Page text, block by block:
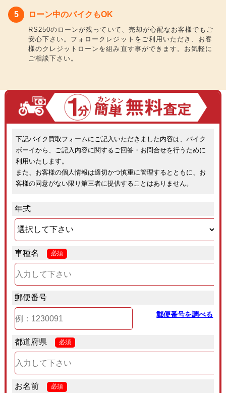
ローン中のバイクもOK
RS250のローンが残っていて、売却が心配なお客様でもご
安心下さい。フォロークレジットをご利用いただき、お客
様のクレジットローンを組み直す事ができます。お気軽に
ご相談下さい。
下記バイク買取フォームにご記入いただきました内容は、バイク
ボーイから、ご記入内容に関するご回答・お問合せを行うために
利用いたします。
また、お客様の個人情報は適切かつ慎重に管理するとともに、お
客様の同意がない限り第三者に提供することはありません。
年式
車種名 必須
郵便番号
郵便番号を調べる
都道府県 必須
お名前 必須